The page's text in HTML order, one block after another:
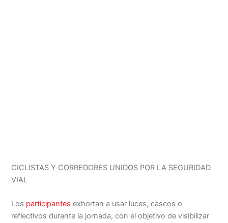
CICLISTAS Y CORREDORES UNIDOS POR LA SEGURIDAD
VIAL
Los participantes exhortan a usar luces, cascos o
reflectivos durante la jornada, con el objetivo de visibilizar